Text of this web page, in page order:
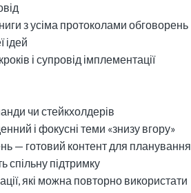
з усіма протоколами обговорень
ідей
і супровід імплементації
чи стейкхолдерів
і фокусні теми «знизу вгору»
— готовий контент для планування
підтримку
які можна повторно використати